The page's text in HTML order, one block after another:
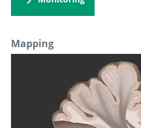
Mapping